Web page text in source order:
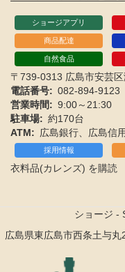
ショージアプリ
商品配達
自然食品
〒739-0313 広島市安芸
電話番号
082-894-9123
営業時間
9:00～21:30
駐車場
約170台
ATM
広島銀行、広島信
採用情報
衣料品(カレンズ) を購読
ショージ -
広島県東広島市西条土与丸